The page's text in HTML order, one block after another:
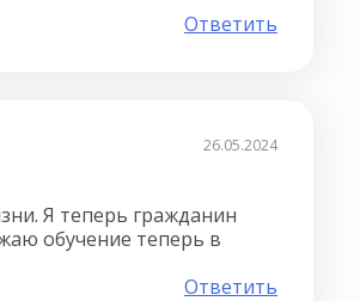
Ответить
26.05.2024
Я теперь гражданин
обучение теперь в
Ответить